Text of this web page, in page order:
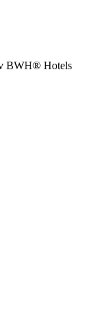
BWH® Hotels